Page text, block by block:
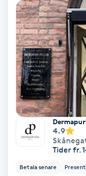
Dermapen
Diamantslipning
Enzympeeling
Extensions
Extensions
Eyeliner-tatuering
4.9
Tider fr.
Betala senare